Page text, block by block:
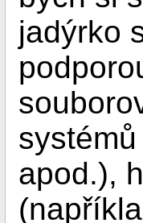
jadýrko
apod.),